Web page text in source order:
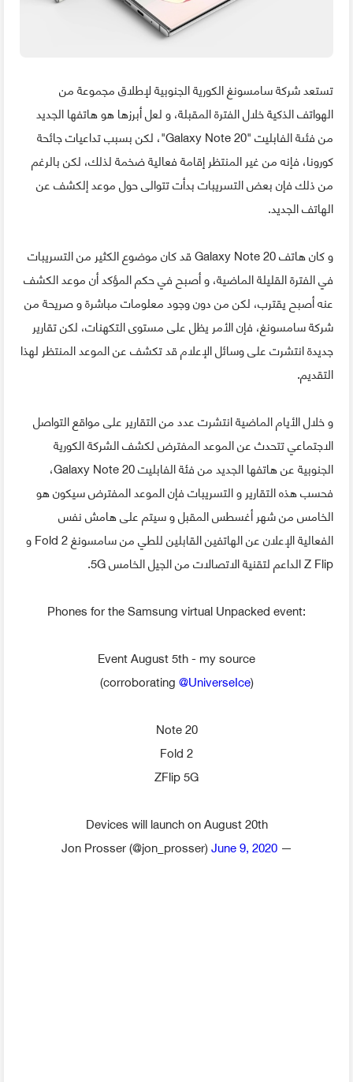
تستعد شركة سامسونغ الكورية الجنوبية لإطلاق مجموعة من
الهواتف الذكية خلال الفترة المقبلة، و لعل أبرزها هو هاتفها الجديد
من فئىة الفابليت "Galaxy Note 20"، لكن بسبب تداعيات جائحة
كورونا، فإنه من غير المنتظر إقامة فعالية ضخمة لذلك، لكن بالرغم
من ذلك فإن بعض التسريبات بدأت تتوالى حول موعد إلكشف عن
الهاتف الجديد.
و كان هاتف Galaxy Note 20 قد كان موضوع الكثير من التسريبات
في الفترة القليلة الماضية، و أصبح في حكم المؤكد أن موعد الكشف
عنه أصبح يقترب، لكن من دون وجود معلومات مباشرة و صريحة من
شركة سامسونغ، فإن الأمر يظل على مستوى التكهنات، لكن تقارير
جديدة انتشرت على وسائل الإعلام قد تكشف عن الموعد المنتظر لهذا
التقديم.
و خلال الأيام الماضية انتشرت عدد من التقارير على مواقع التواصل
الاجتماعي تتحدث عن الموعد المفترض لكشف الشركة الكورية
الجنوبية عن هاتفها الجديد من فئة الفابليت Galaxy Note 20،
فحسب هذه التقارير و التسريبات فإن الموعد المفترض سيكون هو
الخامس من شهر أغسطس المقبل و سيتم على هامش نفس
الفعالية الإعلان عن الهاتفين القابلين للطي من سامسونغ Fold 2 و
Z Flip الداعم لتقنية الاتصالات من الجيل الخامس 5G.
Phones for the Samsung virtual Unpacked event:
Event August 5th - my source
(corroborating@UniverseIce)
Note 20
Fold 2
ZFlip 5G
Devices will launch on August 20th
— Jon Prosser (@jon_prosser)
June 9, 2020